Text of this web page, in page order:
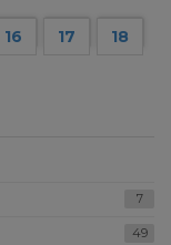
16 17
18
7
49